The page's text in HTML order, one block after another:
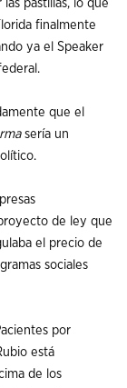
pastillas, lo que
finalmente
ya el Speaker
que el
sería un
de ley que
el precio de
sociales
por
está
de los